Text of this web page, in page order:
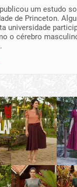
um estudo
de Princeton.
universidade
o cérebro